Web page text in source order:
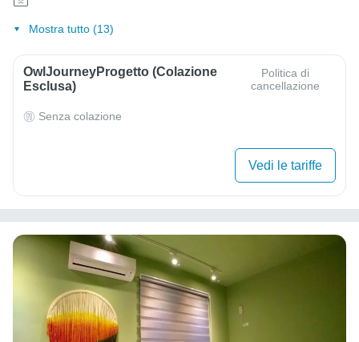
Mostra tutto (13)
OwlJourneyProgetto (colazione
Esclusa)
Politica di
cancellazione
Senza colazione
Vedi le tariffe